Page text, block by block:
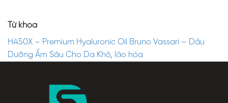
Từ khóa
HA50X – Premium Hyaluronic Oil Bruno Vassari – Dầu
Dưỡng Ẩm Sâu Cho Da Khô, lão hóa